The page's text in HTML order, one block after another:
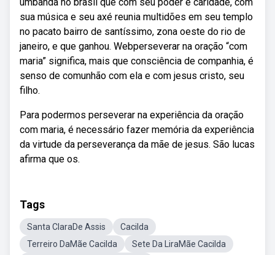
sua música e seu axé reunia multidões em seu templo
no pacato bairro de santíssimo, zona oeste do rio de
janeiro, e que ganhou. Webperseverar na oração “com
maria” significa, mais que consciência de companhia, é
senso de comunhão com ela e com jesus cristo, seu
filho.
Para podermos perseverar na experiência da oração
com maria, é necessário fazer memória da experiência
da virtude da perseverança da mãe de jesus. São lucas
afirma que os.
Tags
Santa ClaraDe Assis
Cacilda
Terreiro DaMãe Cacilda
Sete Da LiraMãe Cacilda